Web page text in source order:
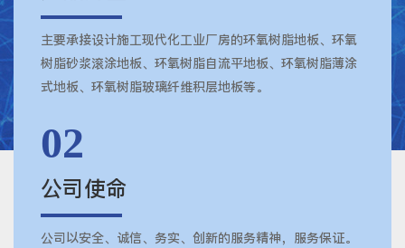
主要承接设计施工现代化工业厂房的环氧树脂地板、环氧
树脂砂浆滚涂地板、环氧树脂自流平地板、环氧树脂薄涂
式地板、环氧树脂玻璃纤维积层地板等。
02
公司使命
公司以安全、诚信、务实、创新的服务精神，服务保证。